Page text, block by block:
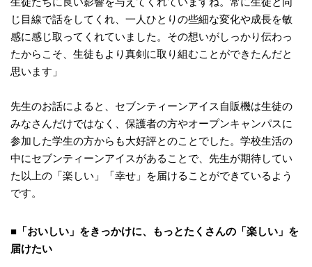
じ目線で話をしてくれ、一人ひとりの些細な変化や成長を敏
感に感じ取ってくれていました。その想いがしっかり伝わっ
たからこそ、生徒もより真剣に取り組むことができたんだと
思います」
先生のお話によると、セブンティーンアイス自販機は生徒の
みなさんだけではなく、保護者の方やオープンキャンパスに
参加した学生の方からも大好評とのことでした。学校生活の
中にセブンティーンアイスがあることで、先生が期待してい
た以上の「楽しい」「幸せ」を届けることができているよう
です。
■「おいしい」をきっかけに、もっとたくさんの「楽しい」を
届けたい